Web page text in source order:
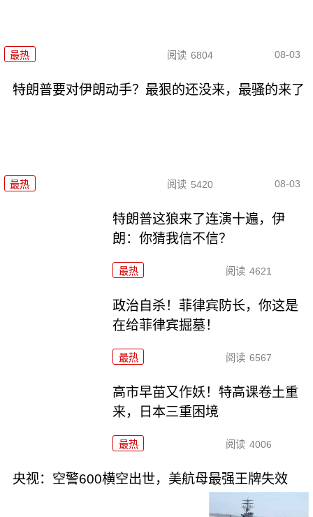
最热 阅读 6804 08-03
特朗普要对伊朗动手？最狠的还没来，最骚的来了
最热 阅读 5420 08-03
特朗普这狼来了连演十遍，伊
朗：你猜我信不信？
最热 阅读 4621
政治自杀！菲律宾防长，你这是
在给菲律宾掘墓！
最热 阅读 6567
高市早苗又作妖！特高课卷土重
来，日本三重困境
最热 阅读 4006
央视：空警600横空出世，美航母最强王牌失效